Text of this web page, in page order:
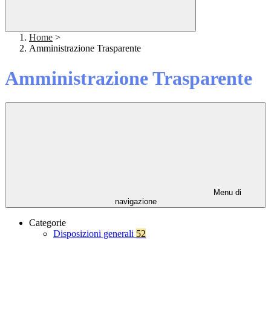
Home >
Amministrazione Trasparente
Amministrazione Trasparente
Menu di
navigazione
Categorie
Disposizioni generali 52